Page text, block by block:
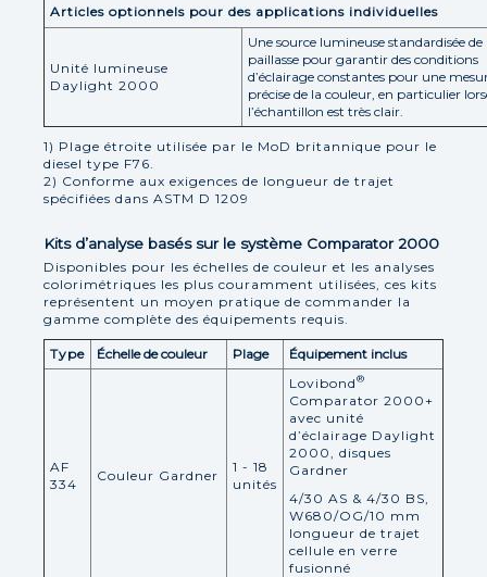
Articles optionnels pour des applications individuelles
Unité lumineuse
Daylight 2000
Une source lumineuse standardisée de
paillasse pour garantir des conditions
d’éclairage constantes pour une
précise de la couleur, en particulier
l’échantillon est très clair.
1) Plage étroite utilisée par le MoD britannique pour le
diesel type F76.
2) Conforme aux exigences de longueur de trajet
spécifiées dans ASTM D 1209
Kits d’analyse basés sur le système Comparator 2000
Disponibles pour les échelles de couleur et les analyses
colorimétriques les plus couramment utilisées, ces kits
représentent un moyen pratique de commander la
gamme complète des équipements requis.
Type Échelle de couleur Plage Équipement inclus
AF
334
Couleur Gardner
1 - 18
unités
Lovibond®
Comparator 2000+
avec unité
d’éclairage Daylight
2000, disques
Gardner
4/30 AS & 4/30 BS,
W680/OG/10 mm
longueur de trajet
cellule en verre
fusionné